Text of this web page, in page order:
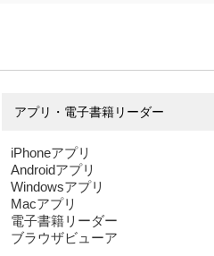
アプリ・電子書籍リーダー
iPhoneアプリ
Androidアプリ
Windowsアプリ
Macアプリ
電子書籍リーダー
ブラウザビューア